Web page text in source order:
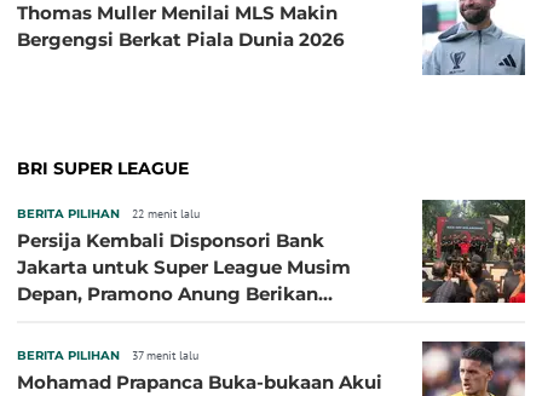
Thomas Muller Menilai MLS Makin
Bergengsi Berkat Piala Dunia 2026
BRI SUPER LEAGUE
BERITA PILIHAN 22 menit lalu
Persija Kembali Disponsori Bank
Jakarta untuk Super League Musim
Depan, Pramono Anung Berikan
BERITA PILIHAN 37 menit lalu
Mohamad Prapanca Buka-bukaan Akui